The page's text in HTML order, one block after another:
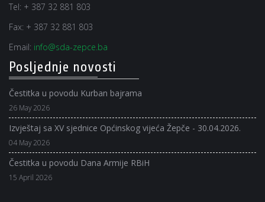
Tel: + 387 32 881 803
Fax: + 387 32 881 803
Email: info@sda-zepce.ba
Posljednje novosti
Čestitka u povodu Kurban bajrama
26 May 2026
Izvještaj sa XV sjednice Općinskog vijeća Žepče - 30.04.2026.
04 May 2026
Čestitka u povodu Dana Armije RBiH
15 April 2026